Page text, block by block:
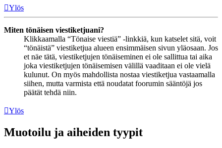
Ylös
Miten tönäisen viestiketjuani?
Klikkaamalla “Tönaise viestiä” -linkkiä, kun katselet sitä, voit
“tönäistä” viestiketjua alueen ensimmäisen sivun yläosaan. Jos
et näe tätä, viestiketjujen tönäiseminen ei ole sallittua tai aika
joka viestiketjujen tönäisemisen välillä vaaditaan ei ole vielä
kulunut. On myös mahdollista nostaa viestiketjua vastaamalla
siihen, mutta varmista että noudatat foorumin sääntöjä jos
päätät tehdä niin.
Ylös
Muotoilu ja aiheiden tyypit